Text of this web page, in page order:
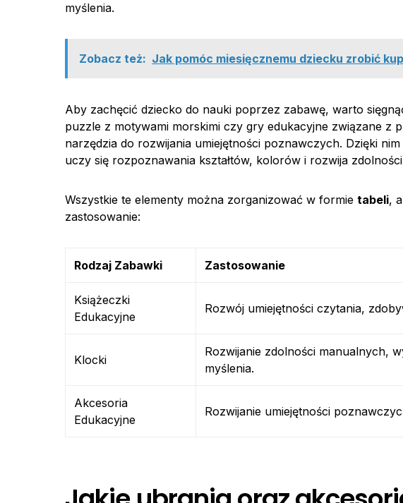
myślenia.
Zobacz też: Jak pomóc miesięcznemu dziecku zrobić
Aby zachęcić dziecko do nauki poprzez zabawę, warto
puzzle z motywami morskimi czy gry edukacyjne związane z
narzędzia do rozwijania umiejętności poznawczych. Dzięki
uczy się rozpoznawania kształtów, kolorów i rozwija
Wszystkie te elementy można zorganizować w formie tabeli,
zastosowanie:
Rodzaj Zabawki Zastosowanie
Książeczki
Edukacyjne
Rozwój umiejętności czytania,
Klocki
Rozwijanie zdolności manualnych,
myślenia.
Akcesoria
Edukacyjne
Rozwijanie umiejętności